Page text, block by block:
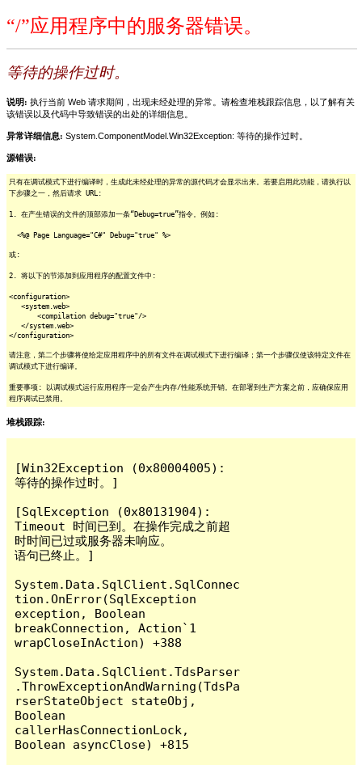
“/”应用程序中的服务器错误。
等待的操作过时。
说明: 执行当前 Web 请求期间，出现未经处理的异常。请检查堆栈跟踪信息，以了解有关
该错误以及代码中导致错误的出处的详细信息。
异常详细信息: System.ComponentModel.Win32Exception: 等待的操作过时。
源错误:
只有在调试模式下进行编译时，生成此未经处理的异常的源代码才会显示出来。若要启用此功能，请执行以
下步骤之一，然后请求 URL:
1. 在产生错误的文件的顶部添加一条“Debug=true”指令。例如:
<%@ Page Language="C#" Debug="true" %>
或:
2. 将以下的节添加到应用程序的配置文件中:
<configuration>
<system.web>
<compilation debug="true"/>
</system.web>
</configuration>
请注意，第二个步骤将使给定应用程序中的所有文件在调试模式下进行编译；第一个步骤仅使该特定文件在
调试模式下进行编译。
重要事项: 以调试模式运行应用程序一定会产生内存/性能系统开销。在部署到生产方案之前，应确保应用
程序调试已禁用。
堆栈跟踪:
[Win32Exception (0x80004005):
等待的操作过时。]
[SqlException (0x80131904):
Timeout 时间已到。在操作完成之前超
时时间已过或服务器未响应。
语句已终止。]
System.Data.SqlClient.SqlConnec
tion.OnError(SqlException
exception, Boolean
breakConnection, Action`1
wrapCloseInAction) +388
System.Data.SqlClient.TdsParser
.ThrowExceptionAndWarning(TdsPa
rserStateObject stateObj,
Boolean
callerHasConnectionLock,
Boolean asyncClose) +815